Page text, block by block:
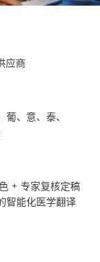
应商
、意、泰、
+ 专家复核定稿
智能化医学翻译